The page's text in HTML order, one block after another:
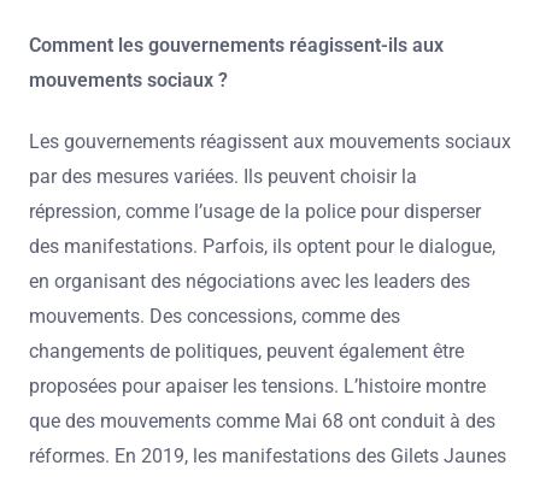
Comment les gouvernements réagissent-ils aux
mouvements sociaux ?
Les gouvernements réagissent aux mouvements sociaux
par des mesures variées. Ils peuvent choisir la
répression, comme l’usage de la police pour disperser
des manifestations. Parfois, ils optent pour le dialogue,
en organisant des négociations avec les leaders des
mouvements. Des concessions, comme des
changements de politiques, peuvent également être
proposées pour apaiser les tensions. L’histoire montre
que des mouvements comme Mai 68 ont conduit à des
réformes. En 2019, les manifestations des Gilets Jaunes